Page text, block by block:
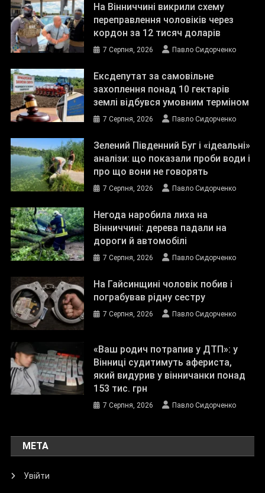
На Вінниччині викрили схему
переправлення чоловіків через
кордон за 12 тисяч доларів
7 Серпня, 2026 Павло Сидорченко
Ексдепутат за самовільне
захоплення понад 10 гектарів
землі відбувся умовним терміном
7 Серпня, 2026 Павло Сидорченко
Зелений Південний Буг і «ідеальні»
аналізи: що показали проби води і
про що вони не говорять
7 Серпня, 2026 Павло Сидорченко
Негода наробила лиха на
Вінниччині: дерева падали на
дороги й автомобілі
7 Серпня, 2026 Павло Сидорченко
На Гайсинщині чоловік побив і
пограбував рідну сестру
7 Серпня, 2026 Павло Сидорченко
«Ваш родич потрапив у ДТП»: у
Вінниці судитимуть афериста,
який видурив у вінничанки понад
153 тис. грн
7 Серпня, 2026 Павло Сидорченко
МЕТА
Увійти